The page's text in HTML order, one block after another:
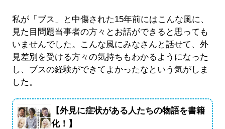
私が「ブス」と中傷された15年前にはこんな風に、
見た目問題当事者の方々とお話ができると思っても
いませんでした。こんな風にみなさんと話せて、外
見差別を受ける方々の気持ちもわかるようになった
し、ブスの経験ができてよかったなという気がしま
した。
【外見に症状がある人たちの物語を書籍
化！】